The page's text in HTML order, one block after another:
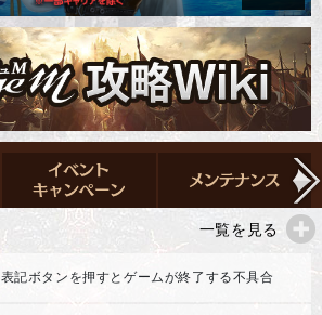
一覧を見る
記ボタンを押すとゲームが終了する不具合